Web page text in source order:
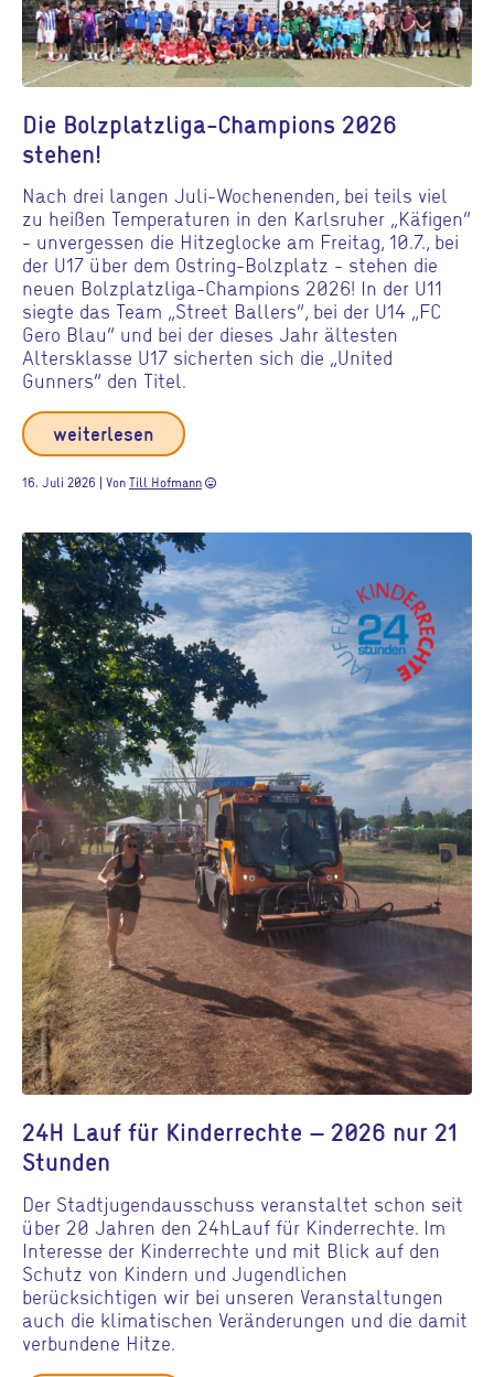
Die Bolzplatzliga-Champions 2026
stehen!
Nach drei langen Juli-Wochenenden, bei teils viel
zu heißen Temperaturen in den Karlsruher „Käfigen“
- unvergessen die Hitzeglocke am Freitag, 10.7., bei
der U17 über dem Ostring-Bolzplatz - stehen die
neuen Bolzplatzliga-Champions 2026! In der U11
siegte das Team „Street Ballers“, bei der U14 „FC
Gero Blau“ und bei der dieses Jahr ältesten
Altersklasse U17 sicherten sich die „United
Gunners“ den Titel.
weiterlesen
16. Juli 2026 | VonTill Hofmann sentiment_very_satisfied
24H Lauf für Kinderrechte – 2026 nur 21
Stunden
Der Stadtjugendausschuss veranstaltet schon seit
über 20 Jahren den 24hLauf für Kinderrechte. Im
Interesse der Kinderrechte und mit Blick auf den
Schutz von Kindern und Jugendlichen
berücksichtigen wir bei unseren Veranstaltungen
auch die klimatischen Veränderungen und die damit
verbundene Hitze.